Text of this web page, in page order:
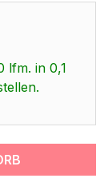
lfm. in 0,1